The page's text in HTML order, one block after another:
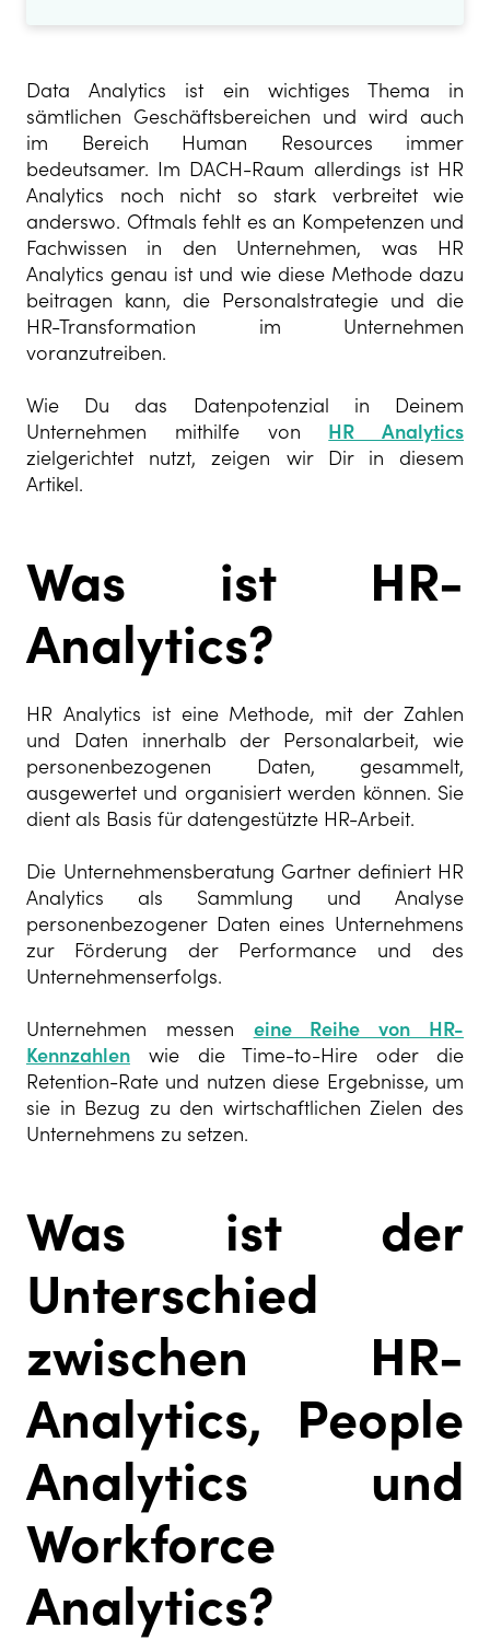
Data Analytics ist ein wichtiges Thema in
sämtlichen Geschäftsbereichen und wird auch
im Bereich Human Resources immer
bedeutsamer. Im DACH-Raum allerdings ist HR
Analytics noch nicht so stark verbreitet wie
anderswo. Oftmals fehlt es an Kompetenzen und
Fachwissen in den Unternehmen, was HR
Analytics genau ist und wie diese Methode dazu
beitragen kann, die Personalstrategie und die
HR-Transformation im Unternehmen
voranzutreiben.
Wie Du das Datenpotenzial in Deinem
Unternehmen mithilfe von HR Analytics
zielgerichtet nutzt, zeigen wir Dir in diesem
Artikel.
Was ist HR-
Analytics?
HR Analytics ist eine Methode, mit der Zahlen
und Daten innerhalb der Personalarbeit, wie
personenbezogenen Daten, gesammelt,
ausgewertet und organisiert werden können. Sie
dient als Basis für datengestützte HR-Arbeit.
Die Unternehmensberatung Gartnerdefiniert HR
Analytics als Sammlung und Analyse
personenbezogener Daten eines Unternehmens
zur Förderung der Performance und des
Unternehmenserfolgs.
Unternehmen messen eine Reihe von HR-
Kennzahlen wie die Time-to-Hire oder die
Retention-Rate und nutzen diese Ergebnisse, um
sie in Bezug zu den wirtschaftlichen Zielen des
Unternehmens zu setzen.
Was ist der
Unterschied
zwischen HR-
Analytics, People
Analytics und
Workforce
Analytics?